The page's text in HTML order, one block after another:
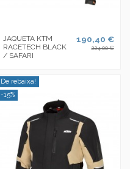
JAQUETA KTM
RACETECH BLACK
/ SAFARI
190,40 €
224,00 €
De rebaixa!
-15%